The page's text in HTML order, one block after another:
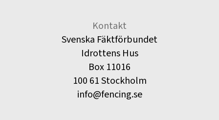
Kontakt
Svenska Fäktförbundet
Idrottens Hus
Box 11016
100 61 Stockholm
info@fencing.se